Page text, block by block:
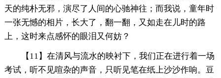
天的纯朴无邪，演尽了人间的心驰神往；而我说，童年时
一张无憾的相片，长大了，翻一翻，又如走在儿时的路
上，这时来点感怀的眼泪又何妨？
【11】在清风与流水的映衬下，我们正在进行着一场
考试，听不见喧杂的声音，只听见笔在纸上沙沙作响。豆